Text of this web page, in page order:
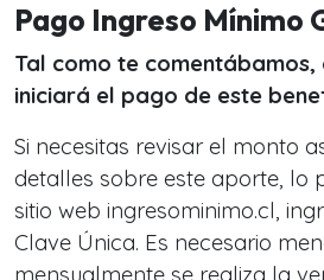
Pago Ingreso Mínimo
Tal como te comentábamos,
iniciará el pago de este
Si necesitas revisar el monto
detalles sobre este aporte, lo
sitio web ingresominimo.cl,
Clave Única. Es necesario